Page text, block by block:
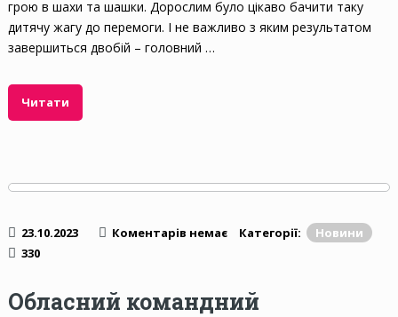
грою в шахи та шашки. Дорослим було цікаво бачити таку
дитячу жагу до перемоги. І не важливо з яким результатом
завершиться двобій – головний …
Читати
23.10.2023 Коментарів немає Категорії:
Новини
330
Обласний командний